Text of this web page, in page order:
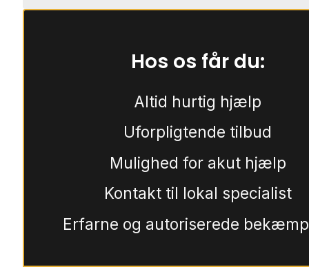
Hos os får du:
Altid hurtig hjælp
Uforpligtende tilbud
Mulighed for akut hjælp
Kontakt til lokal specialist
Erfarne og autoriserede